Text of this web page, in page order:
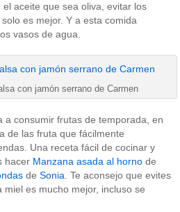
aceite que sea oliva, evitar los
es mejor. Y a esta comida
vasos de agua.
con jamón serrano de Carmen
a consumir frutas de temporada, en
de las fruta que fácilmente
Una receta fácil de cocinar y
hacer Manzana asada al horno de
de Sonia . Te aconsejo que evites
es mucho mejor, incluso se